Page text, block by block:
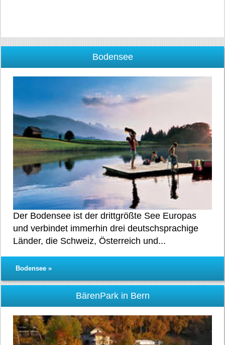
Bodensee
Der Bodensee ist der drittgrößte See Europas
und verbindet immerhin drei deutschsprachige
Länder, die Schweiz, Österreich und...
Bodensee »
BärenPark in Bern